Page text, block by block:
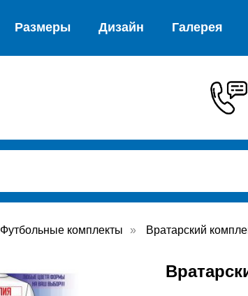
Размеры Дизайн Галерея
Футбольные комплекты » Вратарский